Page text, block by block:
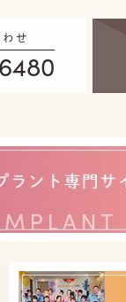
せ